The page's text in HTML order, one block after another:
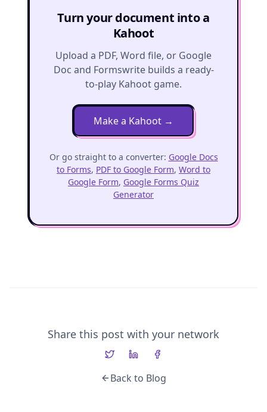
Turn your document into a
Kahoot
Upload a PDF, Word file, or Google
Doc and Formswrite builds a ready-
to-play Kahoot game.
Make a Kahoot →
Or go straight to a converter: Google Docs
to Forms, PDF to Google Form, Word to
Google Form, Google Forms Quiz
Generator
Share this post with your network
Back to Blog